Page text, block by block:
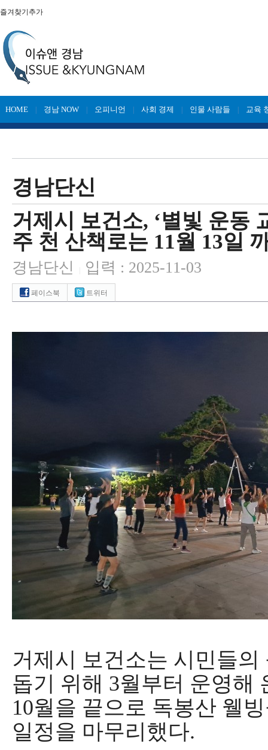
즐겨찾기추가
HOME 경남 NOW 오피니언 사회 경제 인물 사람들 교육
경남단신
거제시 보건소, ‘별빛 운동
주 천 산책로는 11월 13일
경남단신 입력 : 2025-11-03
페이스북 트위터
거제시 보건소는 시민들의
돕기 위해 3월부터 운영해
10월을 끝으로 독봉산 웰
일정을 마무리했다.